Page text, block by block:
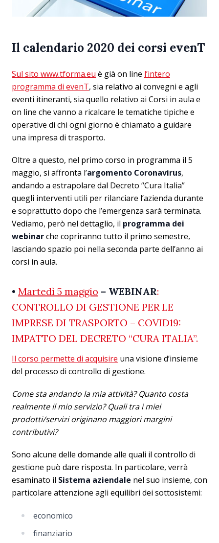
Il calendario 2020 dei corsi evenT
Sul sito www.tforma.eu è già on line l’intero
programma di evenT, sia relativo ai convegni e agli
eventi itineranti, sia quello relativo ai Corsi in aula e
on line che vanno a ricalcare le tematiche tipiche e
operative di chi ogni giorno è chiamato a guidare
una impresa di trasporto.
Oltre a questo, nel primo corso in programma il 5
maggio, si affronta l’argomento Coronavirus,
andando a estrapolare dal Decreto “Cura Italia”
quegli interventi utili per rilanciare l’azienda durante
e soprattutto dopo che l’emergenza sarà terminata.
Vediamo, però nel dettaglio, il programma dei
webinarche copriranno tutto il primo semestre,
lasciando spazio poi nella seconda parte dell’anno ai
corsi in aula.
• Martedì 5 maggio – WEBINAR:
CONTROLLO DI GESTIONE PER LE
IMPRESE DI TRASPORTO – COVID19:
IMPATTO DEL DECRETO “CURA ITALIA”.
Il corso permette di acquisire una visione d’insieme
del processo di controllo di gestione.
Come sta andando la mia attività? Quanto costa
realmente il mio servizio? Quali tra i miei
prodotti/servizi originano maggiori margini
contributivi?
Sono alcune delle domande alle quali il controllo di
gestione può dare risposta. In particolare, verrà
esaminato il Sistema aziendale nel suo insieme, con
particolare attenzione agli equilibri dei sottosistemi:
economico
finanziario